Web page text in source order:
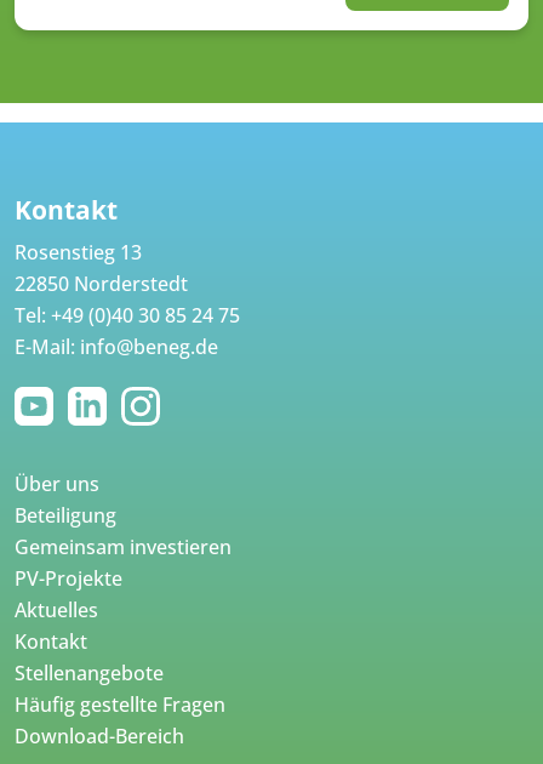
Kontakt
Rosenstieg 13
22850 Norderstedt
Tel: +49 (0)40 30 85 24 75
E-Mail: info@beneg.de
Über uns
Beteiligung
Gemeinsam investieren
PV-Projekte
Aktuelles
Kontakt
Stellenangebote
Häufig gestellte Fragen
Download-Bereich